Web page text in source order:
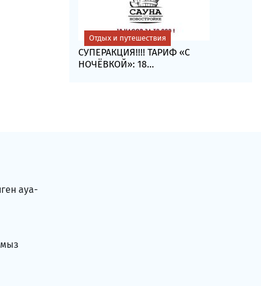
СУПЕРАКЦИЯ!!!! ТАРИФ «C
НОЧЁВКОЙ»: 18...
Отдых и путешествия
ауа-